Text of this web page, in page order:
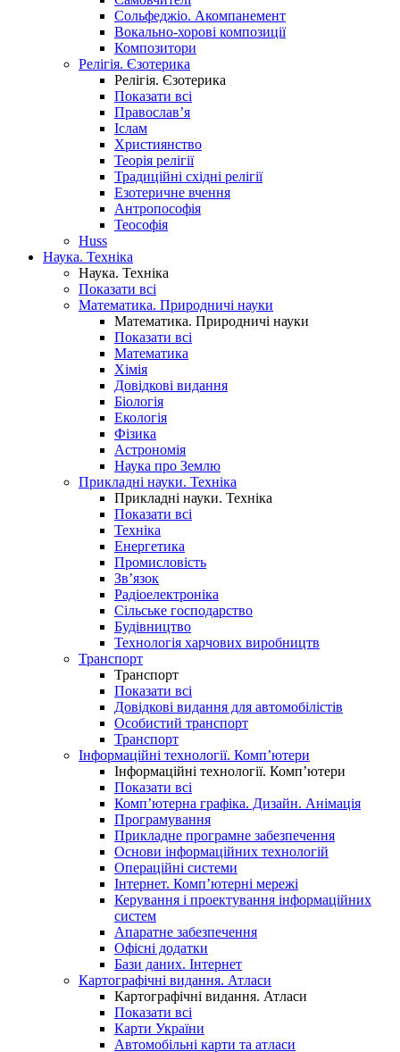
Сольфеджіо. Акомпанемент
Вокально-хорові композиції
Композитори
Релігія. Єзотерика
Релігія. Єзотерика
Показати всі
Православ’я
Іслам
Християнство
Теорія релігії
Традиційні східні релігії
Езотеричне вчення
Антропософія
Теософія
Huss
Наука. Техніка
Наука. Техніка
Показати всі
Математика. Природничі науки
Математика. Природничі науки
Показати всі
Математика
Хімія
Довідкові видання
Біологія
Екологія
Фізика
Астрономія
Наука про Землю
Прикладні науки. Техніка
Прикладні науки. Техніка
Показати всі
Техніка
Енергетика
Промисловість
Зв’язок
Радіоелектроніка
Сільське господарство
Будівництво
Технологія харчових виробництв
Транспорт
Транспорт
Показати всі
Довідкові видання для автомобілістів
Особистий транспорт
Транспорт
Інформаційні технології. Комп’ютери
Інформаційні технології. Комп’ютери
Показати всі
Комп’ютерна графіка. Дизайн. Анімація
Програмування
Прикладне програмне забезпечення
Основи інформаційних технологій
Операційні системи
Інтернет. Комп’ютерні мережі
Керування і проектування інформаційних
систем
Апаратне забезпечення
Офісні додатки
Бази даних. Інтернет
Картографічні видання. Атласи
Картографічні видання. Атласи
Показати всі
Карти України
Автомобільні карти та атласи